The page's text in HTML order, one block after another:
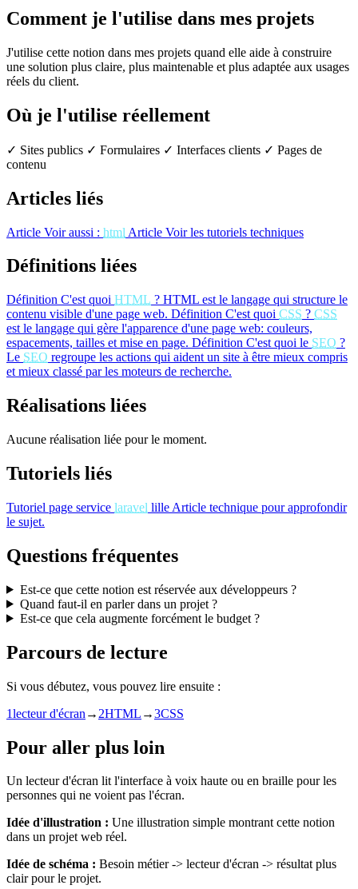
Comment je l'utilise dans mes projets
J'utilise cette notion dans mes projets quand elle aide à construire
une solution plus claire, plus maintenable et plus adaptée aux usages
réels du client.
Où je l'utilise réellement
✓ Sites publics ✓ Formulaires ✓ Interfaces clients ✓ Pages de
contenu
Articles liés
Article Voir aussi : html Article Voir les tutoriels techniques
Définitions liées
Définition C'est quoi HTML ? HTML est le langage qui structure le
contenu visible d'une page web. Définition C'est quoi CSS ? CSS
est le langage qui gère l'apparence d'une page web: couleurs,
espacements, tailles et mise en page. Définition C'est quoi le SEO ?
Le SEO regroupe les actions qui aident un site à être mieux compris
et mieux classé par les moteurs de recherche.
Réalisations liées
Aucune réalisation liée pour le moment.
Tutoriels liés
Tutoriel page service laravel lille Article technique pour approfondir
le sujet.
Questions fréquentes
Est-ce que cette notion est réservée aux développeurs ?
Quand faut-il en parler dans un projet ?
Est-ce que cela augmente forcément le budget ?
Parcours de lecture
Si vous débutez, vous pouvez lire ensuite :
1lecteur d'écran → 2HTML →3CSS
Pour aller plus loin
Un lecteur d'écran lit l'interface à voix haute ou en braille pour les
personnes qui ne voient pas l'écran.
Idée d'illustration : Une illustration simple montrant cette notion
dans un projet web réel.
Idée de schéma : Besoin métier -> lecteur d'écran -> résultat plus
clair pour le projet.